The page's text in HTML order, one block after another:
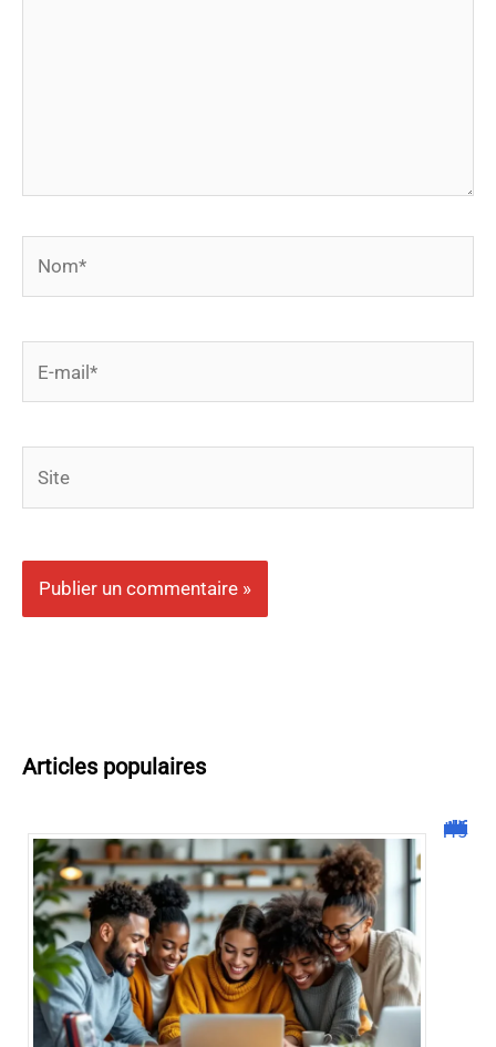
mail*
Articles populaires
Malgrim com : tout ce que vous devez savoir sur la plateforme !